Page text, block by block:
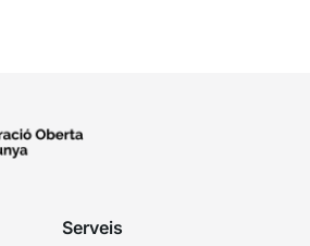
Serveis